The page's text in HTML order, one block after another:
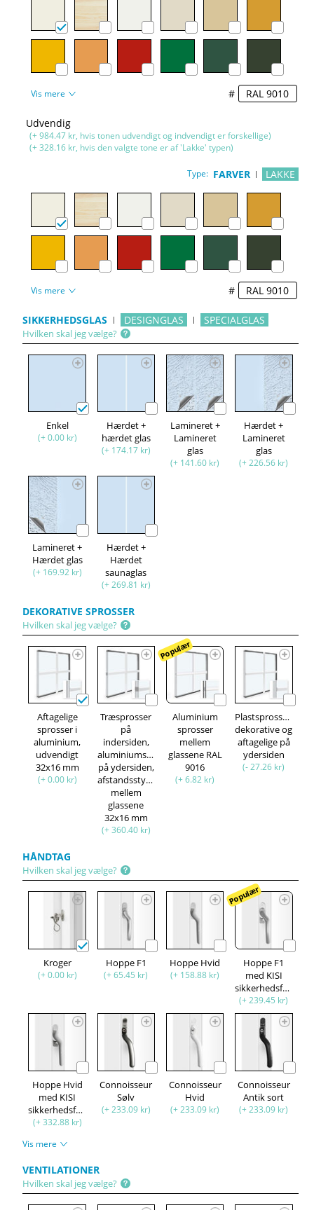
Vis mere #
Udvendig
(+ 984.47 kr, hvis tonen udvendigt og indvendigt er forskellige)
(+ 328.16 kr, hvis den valgte tone er af 'Lakke' typen)
Type: FARVER LAKKE
Vis mere #
SIKKERHEDSGLAS DESIGNGLAS SPECIALGLAS
Hvilken skal jeg vælge?
Enkel
(+ 0.00 kr)
Hærdet +
hærdet glas
(+ 174.17 kr)
Lamineret +
Lamineret
glas
(+ 141.60 kr)
Hærdet +
Lamineret
glas
(+ 226.56 kr)
Lamineret +
Hærdet glas
(+ 169.92 kr)
Hærdet +
Hærdet
saunaglas
(+ 269.81 kr)
DEKORATIVE SPROSSER
Hvilken skal jeg vælge?
Aftagelige
sprosser i
aluminium,
udvendigt
32x16 mm
(+ 0.00 kr)
Træsprosser
på
indersiden,
aluminiumsprosser
på ydersiden,
afstandsstykke
mellem
glassene
32x16 mm
(+ 360.40 kr)
Populær
Aluminium
sprosser
mellem
glassene RAL
9016
(+ 6.82 kr)
Plastsprosser,
dekorative og
aftagelige på
ydersiden
(- 27.26 kr)
HÅNDTAG
Hvilken skal jeg vælge?
Kroger
(+ 0.00 kr)
Hoppe F1
(+ 65.45 kr)
Hoppe Hvid
(+ 158.88 kr)
Populær
Hoppe F1
med KISI
sikkerhedsfunktion
(+ 239.45 kr)
Hoppe Hvid
med KISI
sikkerhedsfunktion
(+ 332.88 kr)
Connoisseur
Sølv
(+ 233.09 kr)
Connoisseur
Hvid
(+ 233.09 kr)
Connoisseur
Antik sort
(+ 233.09 kr)
Vis mere
VENTILATIONER
Hvilken skal jeg vælge?